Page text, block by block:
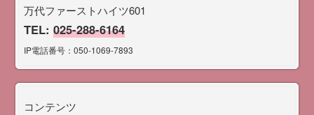
万代ファーストハイツ601
TEL:025-288-6164
IP電話番号：050-1069-7893
コンテンツ